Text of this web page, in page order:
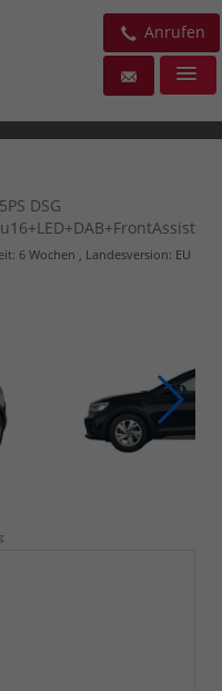
Anrufen
DSG
6 Wochen , Landesversion: EU